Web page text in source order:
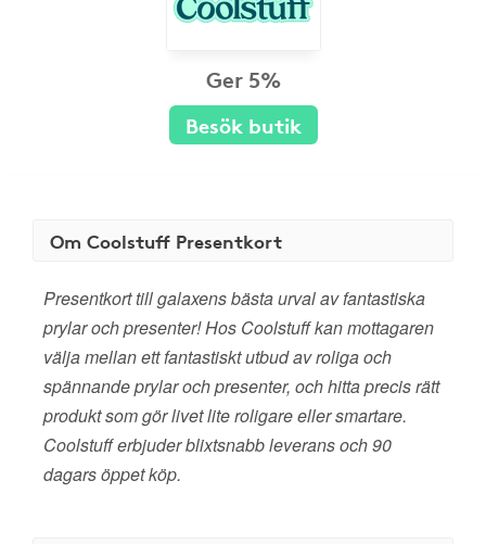
Ger 5%
Besök butik
Om Coolstuff Presentkort
Presentkort till galaxens bästa urval av fantastiska
prylar och presenter! Hos Coolstuff kan mottagaren
välja mellan ett fantastiskt utbud av roliga och
spännande prylar och presenter, och hitta precis rätt
produkt som gör livet lite roligare eller smartare.
Coolstuff erbjuder blixtsnabb leverans och 90
dagars öppet köp.